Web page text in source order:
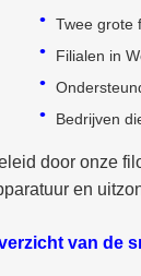
Twee grote
Filialen in
Bedrijven
door onze
en
van de